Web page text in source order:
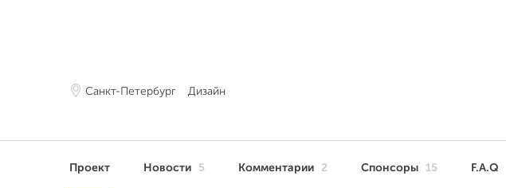
Санкт-Петербург Дизайн
Проект Новости 5 Комментарии 2 Спонсоры 15 F.A.Q